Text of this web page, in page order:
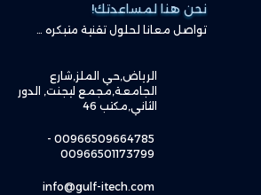
نحن هنا لمساعدتك!
تواصل معانا لحلول تقنية متبكره …
الرياض,حي الملز,شارع
الجامعة,مجمع ليجنت, الدور
الثاني,مكتب 46
00966509664785 -
00966501173799
info@gulf-itech.com